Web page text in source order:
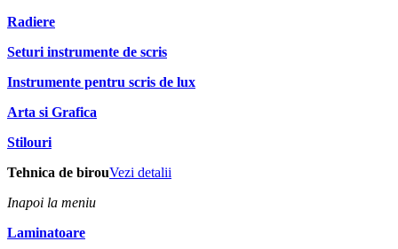
Radiere
Seturi instrumente de scris
Instrumente pentru scris de lux
Arta si Grafica
Stilouri
Tehnica de birouVezi detalii
Inapoi la meniu
Laminatoare